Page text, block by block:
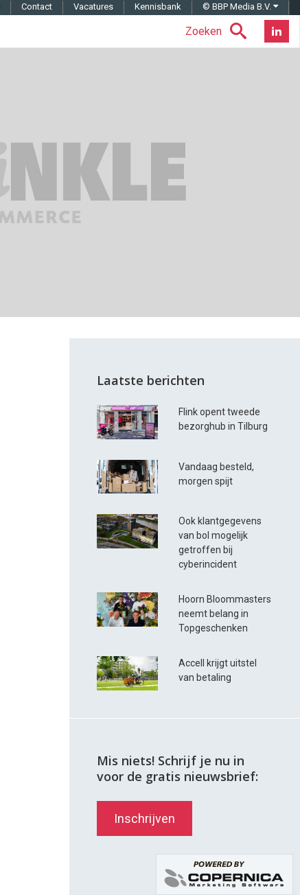
Zoeken
Contact Vacatures Kennisbank © BBP Media B.V.
Laatste berichten
Flink opent tweede
bezorghub in Tilburg
Vandaag besteld,
morgen spijt
Ook klantgegevens
van bol mogelijk
getroffen bij
cyberincident
Hoorn Bloommasters
neemt belang in
Topgeschenken
Accell krijgt uitstel
van betaling
Mis niets! Schrijf je nu in
voor de gratis nieuwsbrief:
Inschrijven